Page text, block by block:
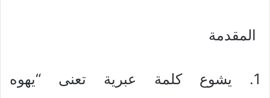
المقدمة
1. يشوع كلمة عبرية تعنى “يهوه